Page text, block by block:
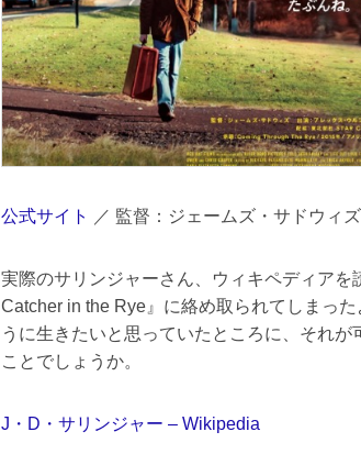
公式サイト ／ 監督：ジェームズ・サドウィズ
実際のサリンジャーさん、ウィキペディア
Catcher in the Rye』に絡め取られてしまっ
うに生きたいと思っていたところに、それ
ことでしょうか。
J・D・サリンジャー – Wikipedia